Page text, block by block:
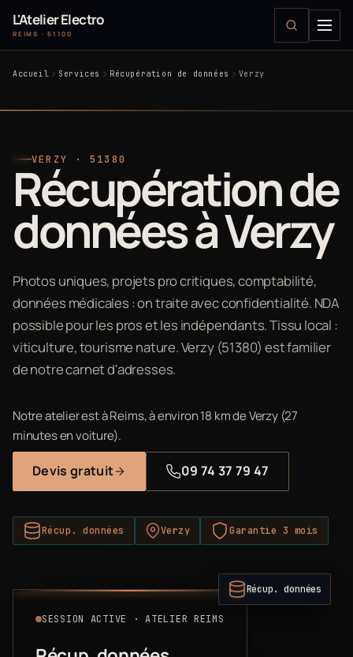
L'Atelier Electro
REIMS · 51100
Accueil Services Récupération de données Verzy
VERZY · 51380
Récupération de
données à Verzy
Photos uniques, projets pro critiques, comptabilité,
données médicales : on traite avec confidentialité. NDA
possible pour les pros et les indépendants. Tissu local :
viticulture, tourisme nature. Verzy (51380) est familier
de notre carnet d'adresses.
Notre atelier est à Reims, à environ 18 km de Verzy (27
minutes en voiture).
Devis gratuit 09 74 37 79 47
Récup. données Verzy Garantie 3 mois
SESSION ACTIVE · ATELIER REIMS
Récup. données